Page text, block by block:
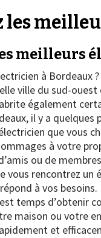
les
meilleurs
à Bordeaux
ville du sud-
également
il y a quelques
que vous
à votre
ou de
vous rencontrez un
à vos
temps d’obtenir
maison ou votre
et